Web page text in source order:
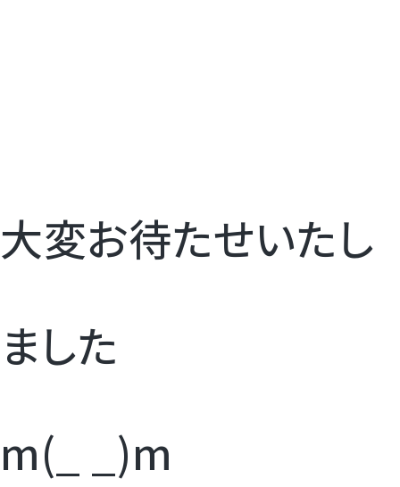
お試しフルーツ
大変お待たせいたし
ました
m(_ _)m